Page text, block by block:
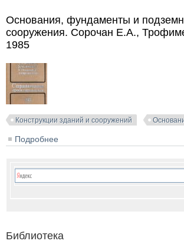
Основания, фундаменты и
сооружения. Сорочан Е.А.,
1985
Конструкции зданий и сооружений
Подробнее
Библиотека